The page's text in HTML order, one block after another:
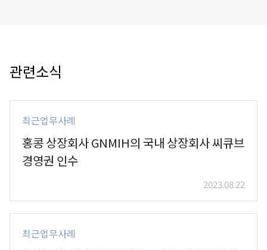
관련소식
최근업무사례
홍콩 상장회사 GNMIH의 국내 상장회사 씨큐브
경영권 인수
2023.08.22
최근업무사례